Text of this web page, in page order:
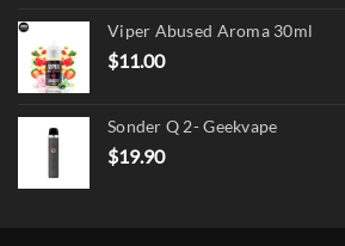
$17.90.$13.90.
Viper Abused Aroma 30ml
$11.00
Sonder Q 2- Geekvape
$19.90